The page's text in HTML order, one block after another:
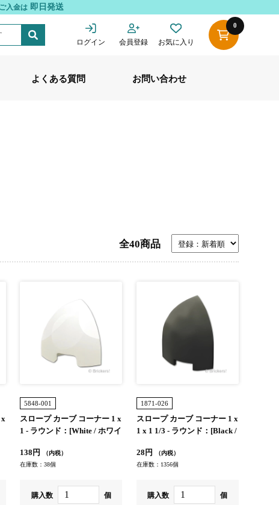
入金は 即日発送
ログイン 会員登録 お気に入り
0
よくある質問 お問い合わせ
全40商品
5848-001
スロープ カーブ コーナー 1 x
1 - ラウンド：[White / ホワイ
138円
（内税）
在庫数：38個
購入数 個
1871-026
スロープ カーブ コーナー 1 x
1 x 1 1/3 - ラウンド：[Black /
28円
（内税）
在庫数：1356個
購入数 個